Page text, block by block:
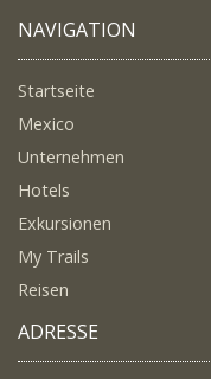
NAVIGATION
Startseite
Mexico
Unternehmen
Hotels
Exkursionen
My Trails
Reisen
ADRESSE